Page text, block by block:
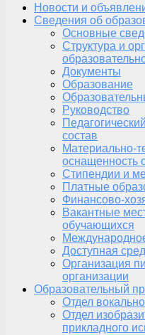
Новости и
Сведения об
Основные
Структура и
Документы
Образование
Руководство
состав
Материально-
оснащенность
Стипендии и
Платные
Финансово-
Вакантные
обучающихся
Доступная
Организация
организации
Образовательный
Отдел
Отдел
прикладного